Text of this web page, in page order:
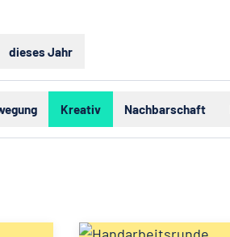
dieses Jahr
Kreativ Nachbarschaft